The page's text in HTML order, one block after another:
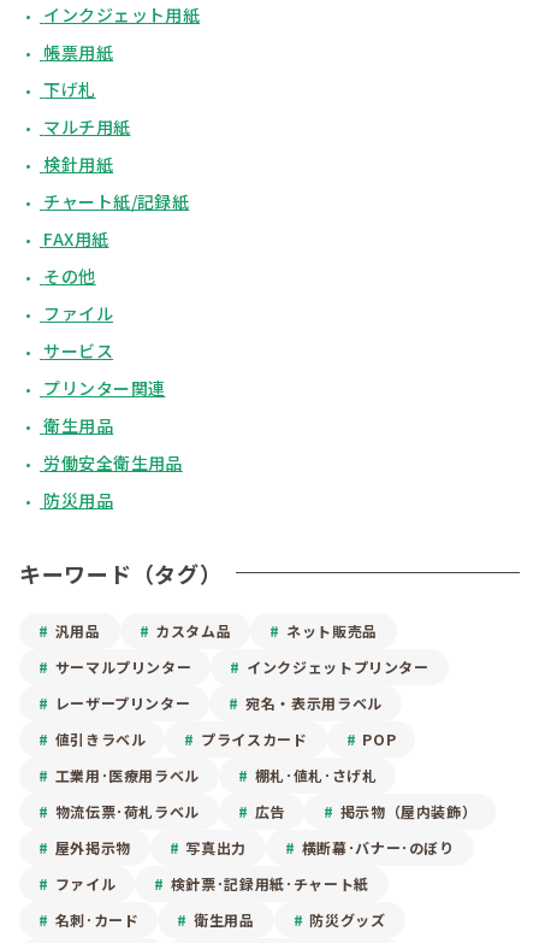
インクジェット用紙
帳票用紙
下げ札
マルチ用紙
検針用紙
チャート紙/記録紙
FAX用紙
その他
ファイル
サービス
プリンター関連
衛生用品
労働安全衛生用品
防災用品
キーワード（タグ）
汎用品 カスタム品
ネット販売品
サーマルプリンター
インクジェットプリンター
レーザープリンター
宛名・表示用ラベル
値引きラベル
プライスカード
POP
工業用･医療用ラベル
棚札･値札･さげ札
物流伝票･荷札ラベル
広告
掲示物（屋内装飾）
屋外掲示物
写真出力
横断幕･バナー･のぼり
ファイル
検針票･記録用紙･チャート紙
名刺･カード
衛生用品
防災グッズ